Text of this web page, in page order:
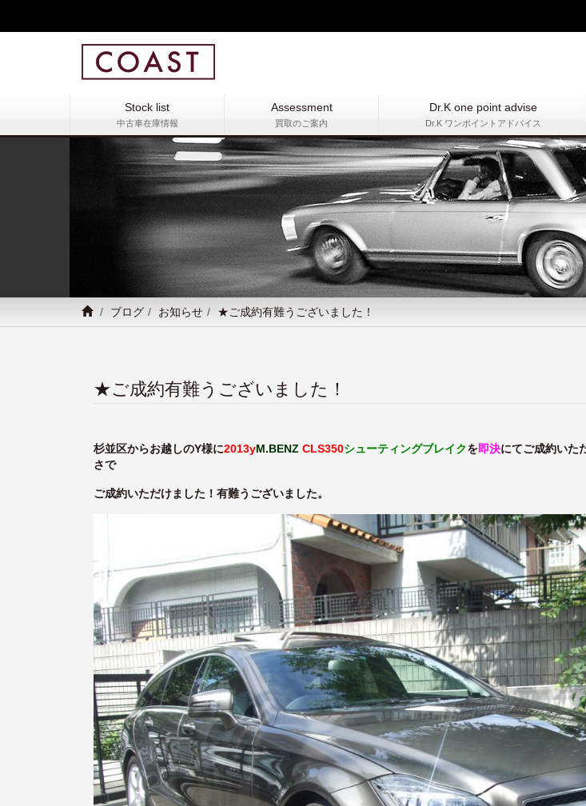
Stock list
中古車在庫情報
Assessment
買取のご案内
Dr.K one point advise
Dr.K ワンポイントアドバイス
ブログ お知らせ ★ご成約有難うございました！
★ご成約有難うございました！
杉並区からお越しのY様に2013yM.BENZ CLS350シューティングブレイクを即決にてご成約いた
さで
ご成約いただけました！有難うございました。